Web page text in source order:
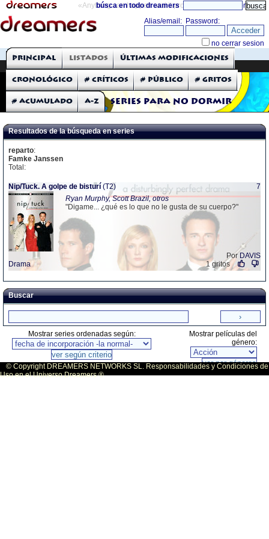
«Anything can happen and it probably will» directorio
búsca en todo dreamers
THE DREAMERS
Críticas: Series de TV
Series para no dormir
Principal Listados Últimas modificaciones
Cronológico # Críticos # Público # Gritos
# Acumulado A-Z
Resultados de la búsqueda en series
reparto:
Famke Janssen
Total:
Nip/Tuck. A golpe de bisturí (T2)
7
Ryan Murphy, Scott Brazil, otros
"Digame... ¿qué es lo que no le gusta de su cuerpo?"
Por DAVIS
Drama
1 gritos
Buscar
Mostrar series ordenadas según:
Mostrar películas del
género:
© Copyright DREAMERS NETWORKS SL. Responsabilidades y Condiciones de
Uso en el Universo Dreamers ®